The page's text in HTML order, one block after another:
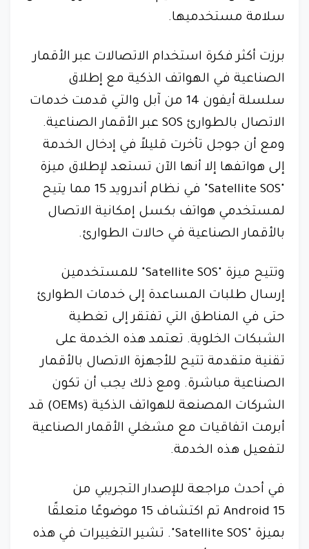
سلامة مستخدميها.
برزت أكثر فكرة استخدام الاتصالات عبر الأقمار
الصناعية في الهواتف الذكية مع إطلاق
سلسلة أيفون 14 من آبل والتي قدمت خدمات
الاتصال بالطوارئ SOS عبر الأقمار الصناعية.
ومع أن جوجل تأخرت قليلاً في إدخال الخدمة
إلى هواتفها إلا أنها الآن تستعد لإطلاق ميزة
"Satellite SOS" في نظام أندرويد 15 مما يتيح
لمستخدمي هواتف بكسل إمكانية الاتصال
بالأقمار الصناعية في حالات الطوارئ.
وتتيح ميزة "Satellite SOS" للمستخدمين
إرسال طلبات المساعدة إلى خدمات الطوارئ
حتى في المناطق التي تفتقر إلى تغطية
الشبكات الخلوية. تعتمد هذه الخدمة على
تقنية متقدمة تتيح للأجهزة الاتصال بالأقمار
الصناعية مباشرة. ومع ذلك يجب أن تكون
الشركات المصنعة للهواتف الذكية (OEMs) قد
أبرمت اتفاقيات مع مشغلي الأقمار الصناعية
لتفعيل هذه الخدمة.
في أحدث مراجعة للإصدار التجريبي من
Android 15 تم اكتشاف 15 موضوعًا متعلقًا
بميزة "Satellite SOS". تشير التغييرات في هذه